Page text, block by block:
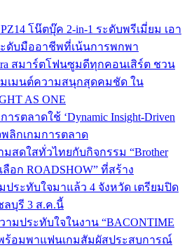
โน๊ตบุ๊ค 2-in-1 ระดับพรีเมี่ยม เอา
ะดับมืออาชีพที่เน้นการพกพา
สมาร์ตโฟนซูมดีทุกคอนเสิร์ต ชวน
มเมนต์ความสนุกสุดคมชัด ใน
AS ONE
รตลาดใช้ ‘Dynamic Insight-Driven
พลิกเกมการตลาด
มสดใสทั่วไทยกับกิจกรรม “Brother
อก ROADSHOW” ที่สร้าง
ระทับใจมาแล้ว 4 จังหวัด เตรียมปิด
บุรี 3 ส.ค.นี้
ามประทับใจในงาน “BACONTIME
พร้อมพาแฟนเกมสัมผัสประสบการณ์